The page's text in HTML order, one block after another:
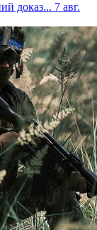
доказ... 7 авг.